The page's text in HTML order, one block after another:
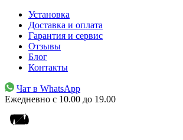
Установка
Доставка и оплата
Гарантия и сервис
Отзывы
Блог
Контакты
Чат в WhatsApp
Ежедневно с 10.00 до 19.00